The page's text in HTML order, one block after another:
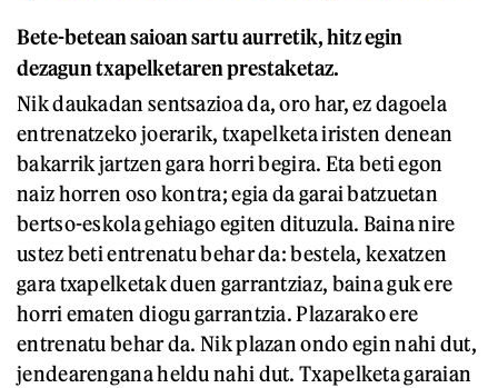
Bete-betean saioan sartu aurretik, hitz egin
dezagun txapelketaren prestaketaz.
Nik daukadan sentsazioa da, oro har, ez dagoela
entrenatzeko joerarik, txapelketa iristen denean
bakarrik jartzen gara horri begira. Eta beti egon
naiz horren oso kontra; egia da garai batzuetan
bertso-eskola gehiago egiten dituzula. Baina nire
ustez beti entrenatu behar da: bestela, kexatzen
gara txapelketak duen garrantziaz, baina guk ere
horri ematen diogu garrantzia. Plazarako ere
entrenatu behar da. Nik plazan ondo egin nahi dut,
jendearengana heldu nahi dut. Txapelketa garaian